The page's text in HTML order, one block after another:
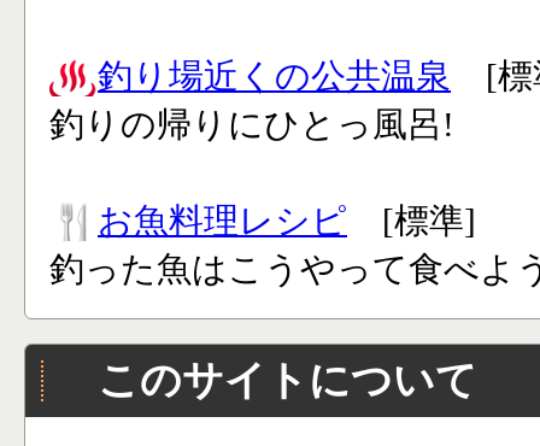
釣り場近くの公共温泉 [標
釣りの帰りにひとっ風呂!
お魚料理レシピ [標準]
釣った魚はこうやって食べよ
このサイトについて